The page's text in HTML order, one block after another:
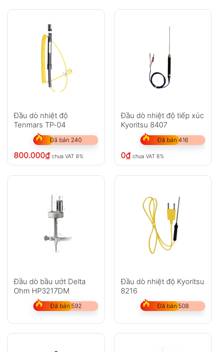
Đầu dò nhiệt độ
Tenmars TP-04
Đã bán 240
800.000₫ chưa VAT 8%
Đầu dò nhiệt độ tiếp xúc
Kyoritsu 8407
Đã bán 416
0₫ chưa VAT 8%
Đầu dò bầu ướt Delta
Ohm HP3217DM
Đã bán 592
Đầu dò nhiệt độ Kyoritsu
8216
Đã bán 508